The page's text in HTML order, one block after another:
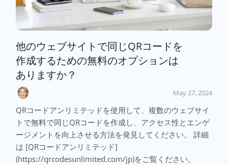
他のウェブサイトで同じQRコードを
作成するための無料のオプションは
ありますか？
May 27, 2024
QRコードアンリミテッドを使用して、複数のウェブサイ
トで無料で同じQRコードを作成し、アクセス性とエンゲ
ージメントを向上させる方法を発見してください。 詳細
は [QRコードアンリミテッド]
(https://qrcodesunlimited.com/jp)をご覧ください。